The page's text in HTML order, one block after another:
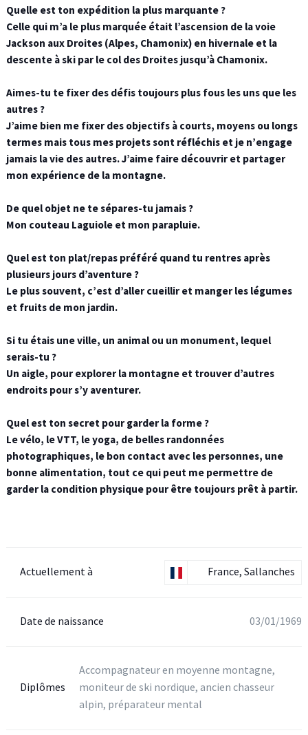
Quelle est ton expédition la plus marquante ?
Celle qui m’a le plus marquée était l’ascension de la voie
Jackson aux Droites (Alpes, Chamonix) en hivernale et la
descente à ski par le col des Droites jusqu’à Chamonix.
Aimes-tu te fixer des défis toujours plus fous les uns que les
autres ?
J’aime bien me fixer des objectifs à courts, moyens ou longs
termes mais tous mes projets sont réfléchis et je n’engage
jamais la vie des autres. J’aime faire découvrir et partager
mon expérience de la montagne.
De quel objet ne te sépares-tu jamais ?
Mon couteau Laguiole et mon parapluie.
Quel est ton plat/repas préféré quand tu rentres après
plusieurs jours d’aventure ?
Le plus souvent, c’est d’aller cueillir et manger les légumes
et fruits de mon jardin.
Si tu étais une ville, un animal ou un monument, lequel
serais-tu ?
Un aigle, pour explorer la montagne et trouver d’autres
endroits pour s’y aventurer.
Quel est ton secret pour garder la forme ?
Le vélo, le VTT, le yoga, de belles randonnées
photographiques, le bon contact avec les personnes, une
bonne alimentation, tout ce qui peut me permettre de
garder la condition physique pour être toujours prêt à partir.
Actuellement à France, Sallanches
Date de naissance 03/01/1969
Diplômes
Accompagnateur en moyenne montagne,
moniteur de ski nordique, ancien chasseur
alpin, préparateur mental